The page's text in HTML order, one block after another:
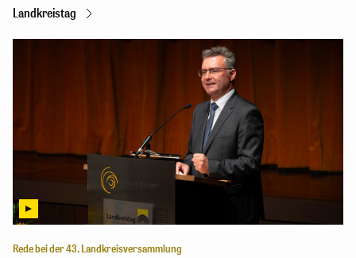
Landkreistag
Rede bei der 43. Landkreisversammlung